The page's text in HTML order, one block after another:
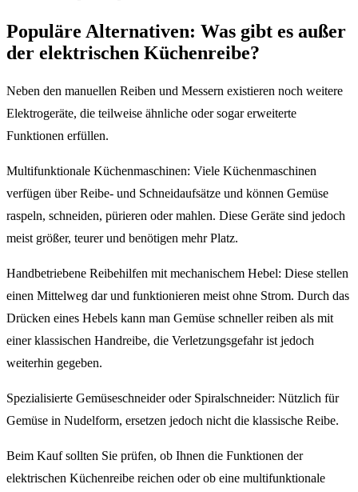
Populäre Alternativen: Was gibt es außer
der elektrischen Küchenreibe?
Neben den manuellen Reiben und Messern existieren noch weitere
Elektrogeräte, die teilweise ähnliche oder sogar erweiterte
Funktionen erfüllen.
Multifunktionale Küchenmaschinen: Viele Küchenmaschinen
verfügen über Reibe- und Schneidaufsätze und können Gemüse
raspeln, schneiden, pürieren oder mahlen. Diese Geräte sind jedoch
meist größer, teurer und benötigen mehr Platz.
Handbetriebene Reibehilfen mit mechanischem Hebel: Diese stellen
einen Mittelweg dar und funktionieren meist ohne Strom. Durch das
Drücken eines Hebels kann man Gemüse schneller reiben als mit
einer klassischen Handreibe, die Verletzungsgefahr ist jedoch
weiterhin gegeben.
Spezialisierte Gemüseschneider oder Spiralschneider: Nützlich für
Gemüse in Nudelform, ersetzen jedoch nicht die klassische Reibe.
Beim Kauf sollten Sie prüfen, ob Ihnen die Funktionen der
elektrischen Küchenreibe reichen oder ob eine multifunktionale